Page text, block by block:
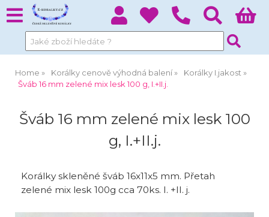
Home Korálky cenově výhodná balení
Korálky I.jakost
Šváb 16 mm zelené mix lesk 100 g, I.+II.j.
Šváb 16 mm zelené mix lesk 100
g, I.+II.j.
Korálky skleněné šváb 16x11x5 mm. Přetah
zelené mix lesk 100g cca 70ks. I. +II. j.